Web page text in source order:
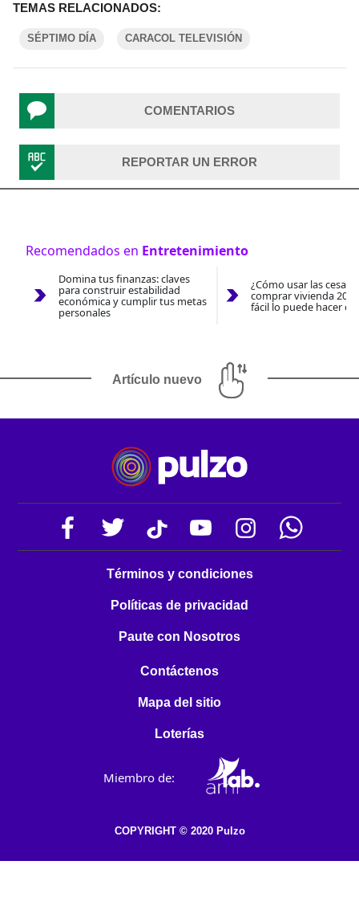
TEMAS RELACIONADOS:
SÉPTIMO DÍA CARACOL TELEVISIÓN
COMENTARIOS
REPORTAR UN ERROR
Recomendados en Entretenimiento
Domina tus finanzas: claves
para construir estabilidad
económica y cumplir tus metas
personales
¿Cómo usar las
comprar vivienda
fácil lo puede hacer
Artículo nuevo
Términos y condiciones
Políticas de privacidad
Paute con Nosotros
Contáctenos
Mapa del sitio
Loterías
Miembro de:
COPYRIGHT © 2020 Pulzo